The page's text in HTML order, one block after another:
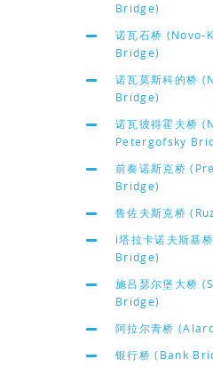
Bridge)
诺瓦石桥 (Novo-
Bridge)
诺瓦莫斯科的桥
Bridge)
诺瓦彼得霍夫桥
Petergofsky
前奏诺斯克桥
Bridge)
鲁佐夫斯克桥
i塔拉卡诺夫斯基
Bridge)
施吕瑟尔堡大桥
Bridge)
阿拉尔青桥
银行桥 (Bank